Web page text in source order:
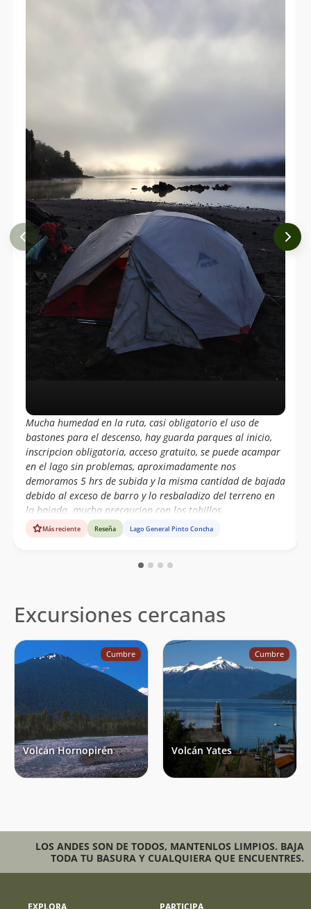
Mucha humedad en la ruta, casi obligatorio el uso de
bastones para el descenso, hay guarda parques al inicio,
inscripcion obligatoria, acceso gratuito, se puede acampar
en el lago sin problemas, aproximadamente nos
demoramos 5 hrs de subida y la misma cantidad de bajada
debido al exceso de barro y lo resbaladizo del terreno en
la bajada. mucha precaucion con los tobillos.
Más reciente Reseña Lago General Pinto Concha
Excursiones cercanas
Cumbre
Volcán Hornopirén
Cumbre
Volcán Yates
LOS ANDES SON DE TODOS, MANTENLOS LIMPIOS. BAJA
TODA TU BASURA Y CUALQUIERA QUE ENCUENTRES.
EXPLORA PARTICIPA